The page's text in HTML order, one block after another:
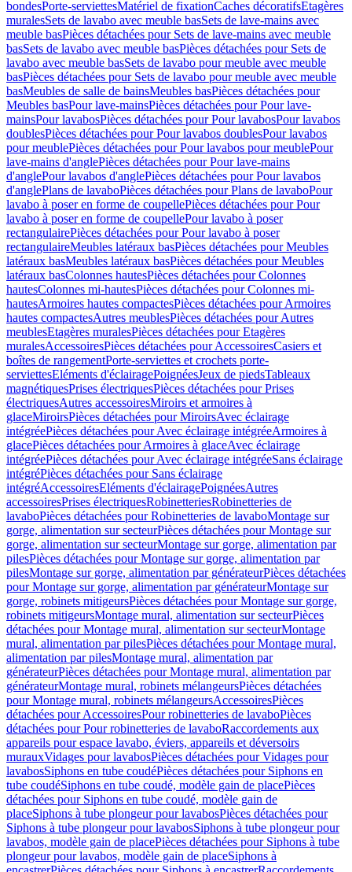
bondesPorte-serviettesMatériel de fixationCaches décoratifsEtagères
muralesSets de lavabo avec meuble basSets de lave-mains avec
meuble basPièces détachées pour Sets de lave-mains avec meuble
basSets de lavabo avec meuble basPièces détachées pour Sets de
lavabo avec meuble basSets de lavabo pour meuble avec meuble
basPièces détachées pour Sets de lavabo pour meuble avec meuble
basMeubles de salle de bainsMeubles basPièces détachées pour
Meubles basPour lave-mainsPièces détachées pour Pour lave-
mainsPour lavabosPièces détachées pour Pour lavabosPour lavabos
doublesPièces détachées pour Pour lavabos doublesPour lavabos
pour meublePièces détachées pour Pour lavabos pour meublePour
lave-mains d'anglePièces détachées pour Pour lave-mains
d'anglePour lavabos d'anglePièces détachées pour Pour lavabos
d'anglePlans de lavaboPièces détachées pour Plans de lavaboPour
lavabo à poser en forme de coupellePièces détachées pour Pour
lavabo à poser en forme de coupellePour lavabo à poser
rectangulairePièces détachées pour Pour lavabo à poser
rectangulaireMeubles latéraux basPièces détachées pour Meubles
latéraux basMeubles latéraux basPièces détachées pour Meubles
latéraux basColonnes hautesPièces détachées pour Colonnes
hautesColonnes mi-hautesPièces détachées pour Colonnes mi-
hautesArmoires hautes compactesPièces détachées pour Armoires
hautes compactesAutres meublesPièces détachées pour Autres
meublesEtagères muralesPièces détachées pour Etagères
muralesAccessoiresPièces détachées pour AccessoiresCasiers et
boîtes de rangementPorte-serviettes et crochets porte-
serviettesEléments d'éclairagePoignéesJeux de piedsTableaux
magnétiquesPrises électriquesPièces détachées pour Prises
électriquesAutres accessoiresMiroirs et armoires à
glaceMiroirsPièces détachées pour MiroirsAvec éclairage
intégréePièces détachées pour Avec éclairage intégréeArmoires à
glacePièces détachées pour Armoires à glaceAvec éclairage
intégréePièces détachées pour Avec éclairage intégréeSans éclairage
intégréPièces détachées pour Sans éclairage
intégréAccessoiresEléments d'éclairagePoignéesAutres
accessoiresPrises électriquesRobinetteriesRobinetteries de
lavaboPièces détachées pour Robinetteries de lavaboMontage sur
gorge, alimentation sur secteurPièces détachées pour Montage sur
gorge, alimentation sur secteurMontage sur gorge, alimentation par
pilesPièces détachées pour Montage sur gorge, alimentation par
pilesMontage sur gorge, alimentation par générateurPièces détachées
pour Montage sur gorge, alimentation par générateurMontage sur
gorge, robinets mitigeursPièces détachées pour Montage sur gorge,
robinets mitigeursMontage mural, alimentation sur secteurPièces
détachées pour Montage mural, alimentation sur secteurMontage
mural, alimentation par pilesPièces détachées pour Montage mural,
alimentation par pilesMontage mural, alimentation par
générateurPièces détachées pour Montage mural, alimentation par
générateurMontage mural, robinets mélangeursPièces détachées
pour Montage mural, robinets mélangeursAccessoiresPièces
détachées pour AccessoiresPour robinetteries de lavaboPièces
détachées pour Pour robinetteries de lavaboRaccordements aux
appareils pour espace lavabo, éviers, appareils et déversoirs
murauxVidages pour lavabosPièces détachées pour Vidages pour
lavabosSiphons en tube coudéPièces détachées pour Siphons en
tube coudéSiphons en tube coudé, modèle gain de placePièces
détachées pour Siphons en tube coudé, modèle gain de
placeSiphons à tube plongeur pour lavabosPièces détachées pour
Siphons à tube plongeur pour lavabosSiphons à tube plongeur pour
lavabos, modèle gain de placePièces détachées pour Siphons à tube
plongeur pour lavabos, modèle gain de placeSiphons à